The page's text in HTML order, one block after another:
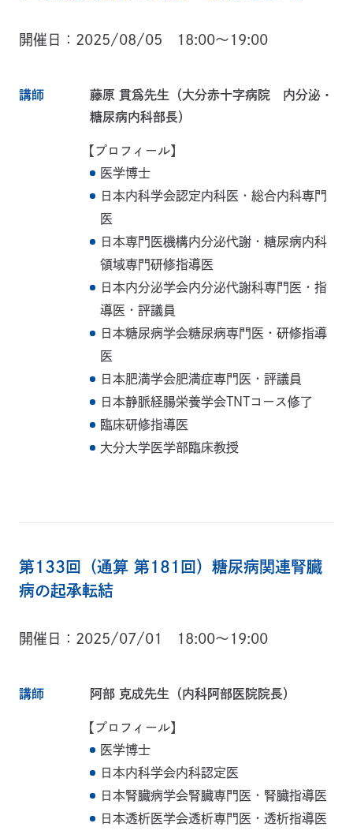
開催日 2025/08/05 18:00～19:00
講師
藤原 貫爲先生（大分赤十字病院 内分泌・
糖尿病内科部長）
【プロフィール】
医学博士
日本内科学会認定内科医・総合内科専門
医
日本専門医機構内分泌代謝・糖尿病内科
領域専門研修指導医
日本内分泌学会内分泌代謝科専門医・指
導医・評議員
日本糖尿病学会糖尿病専門医・研修指導
医
日本肥満学会肥満症専門医・評議員
日本静脈経腸栄養学会TNTコース修了
臨床研修指導医
大分大学医学部臨床教授
第133回（通算 第181回）糖尿病関連腎臓
病の起承転結
開催日 2025/07/01 18:00～19:00
講師 阿部 克成先生（内科阿部医院院長）
【プロフィール】
医学博士
日本内科学会内科認定医
日本腎臓病学会腎臓専門医・腎臓指導医
日本透析医学会透析専門医・透析指導医